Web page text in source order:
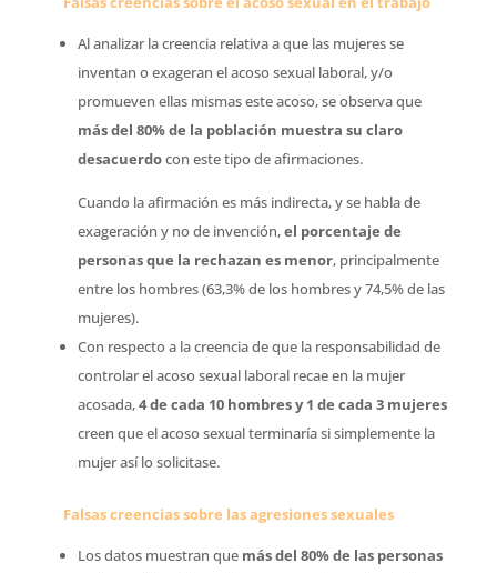
Al analizar la creencia relativa a que las mujeres se
inventan o exageran el acoso sexual laboral, y/o
promueven ellas mismas este acoso, se observa que
más del 80% de la población muestra su claro
desacuerdocon este tipo de afirmaciones.
Cuando la afirmación es más indirecta, y se habla de
exageración y no de invención,el porcentaje de
personas que la rechazan es menor, principalmente
entre los hombres (63,3% de los hombres y 74,5% de las
mujeres).
Con respecto a la creencia de que la responsabilidad de
controlar el acoso sexual laboral recae en la mujer
acosada,4 de cada 10 hombres y 1 de cada 3 mujeres
creen que el acoso sexual terminaría si simplemente la
mujer así lo solicitase.
Falsas creencias sobre las agresiones sexuales
Los datos muestran que más del 80% de las personas